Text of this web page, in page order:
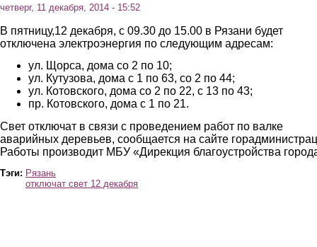
четверг, 11 декабря, 2014 - 15:52
В пятницу,12 декабря, с 09.30 до 15.00 в Рязани будет
отключена электроэнергия по следующим адресам:
ул. Щорса, дома со 2 по 10;
ул. Кутузова, дома с 1 по 63, со 2 по 44;
ул. Котовского, дома со 2 по 22, с 13 по 43;
пр. Котовского, дома с 1 по 21.
Свет отключат в связи с проведением работ по валке
аварийных деревьев, сообщается на сайте
Работы производит МБУ «Дирекция благоустройства
Тэги: Рязань
отключат свет 12 декабря